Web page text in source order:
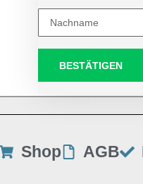
BESTÄTIGEN
Shop AGB